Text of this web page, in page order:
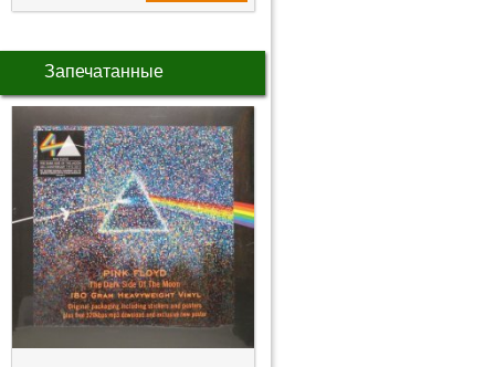
Запечатанные